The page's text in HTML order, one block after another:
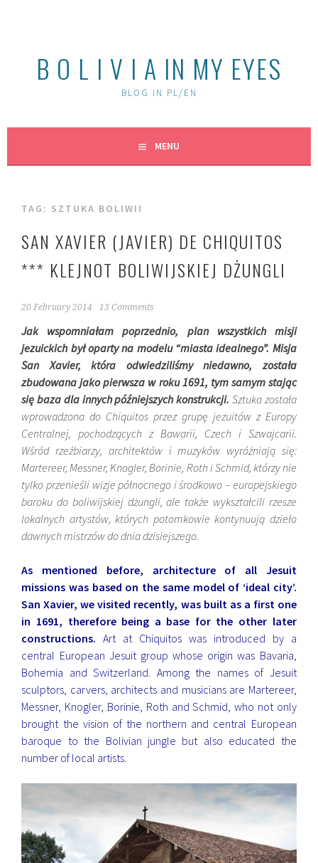
B O L I V I A IN MY EYES
BLOG IN PL/EN
MENU
TAG: SZTUKA BOLIWII
SAN XAVIER (JAVIER) DE CHIQUITOS
*** KLEJNOT BOLIWIJSKIEJ DŻUNGLI
20 February 2014 13 Comments
Jak wspomniałam poprzednio, plan wszystkich misji
jezuickich był oparty na modelu “miasta idealnego”. Misja
San Xavier, która odwiedziliśmy niedawno, została
zbudowana jako pierwsza w roku 1691, tym samym stając
się baza dla innych późniejszych konstrukcji. Sztuka została
wprowadzona do Chiquitos przez grupę jezuitów z Europy
Centralnej, pochodzących z Bawarii, Czech i Szwajcarii.
Wśród rzeźbiarzy, architektów i muzyków wyróżniają się:
Martereer, Messner, Knogler, Borinie, Roth i Schmid, którzy nie
tylko przenieśli wizje północnego i środkowo – europejskiego
baroku do boliwijskiej dżungli, ale także wykształcili rzesze
lokalnych artystów, których potomkowie kontynuują dzieło
dawnych mistrzów do dnia dzisiejszego.
As mentioned before, architecture of all Jesuit
missions was based on the same model of ‘ideal city’.
San Xavier, we visited recently, was built as a first one
in 1691, therefore being a base for the other later
constructions.Art at Chiquitos was introduced by a
central European Jesuit group whose origin was Bavaria,
Bohemia and Switzerland. Among the names of Jesuit
sculptors, carvers, architects and musicians are Martereer,
Messner, Knogler, Borinie, Roth and Schmid, who not only
brought the vision of the northern and central European
baroque to the Bolivian jungle but also educated the
number of local artists.